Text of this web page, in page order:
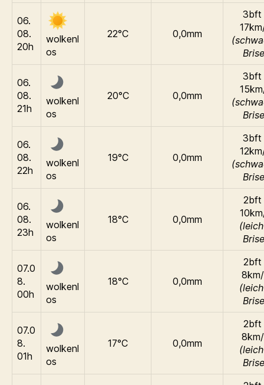
06.
08.
20h
wolkenl
os
22°C 0,0mm
3bft
06.
08.
21h
wolkenl
os
20°C 0,0mm
3bft
06.
08.
22h
wolkenl
os
19°C 0,0mm
3bft
06.
08.
23h
wolkenl
os
18°C 0,0mm
2bft
07.0
8.
00h
wolkenl
os
18°C 0,0mm
2bft
07.0
8.
01h
wolkenl
os
17°C 0,0mm
2bft